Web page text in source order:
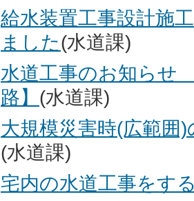
給水装置工事設計施
ました(水道課)
水道工事のお知らせ
路】 (水道課)
大規模災害時(広範囲
(水道課)
宅内の水道工事をす